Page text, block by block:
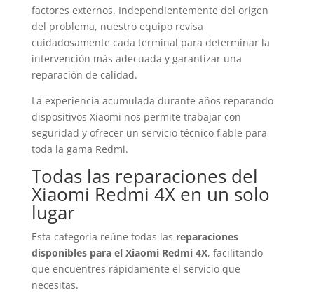
factores externos. Independientemente del origen
del problema, nuestro equipo revisa
cuidadosamente cada terminal para determinar la
intervención más adecuada y garantizar una
reparación de calidad.
La experiencia acumulada durante años reparando
dispositivos Xiaomi nos permite trabajar con
seguridad y ofrecer un servicio técnico fiable para
toda la gama Redmi.
Todas las reparaciones del
Xiaomi Redmi 4X en un solo
lugar
Esta categoría reúne todas las reparaciones
disponibles para el Xiaomi Redmi 4X, facilitando
que encuentres rápidamente el servicio que
necesitas.